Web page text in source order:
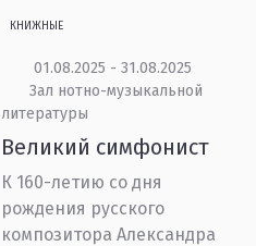
КНИЖНЫЕ
01.08.2025 - 31.08.2025
Зал нотно-музыкальной
литературы
Великий симфонист
К 160-летию со дня
рождения русского
композитора Александра